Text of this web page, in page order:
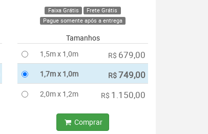
Faixa Grátis
Frete Grátis
Pague somente após a entrega
Tamanhos
1,5m x 1,0m
R$ 679,00
1,7m x 1,0m R$749,00
2,0m x 1,2m R$ 1.150,00
Comprar